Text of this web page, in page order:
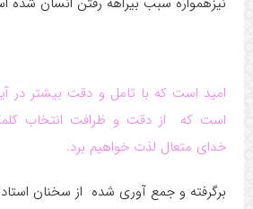
امید است که با تامل و دقت بیشتر در
است که از دقت و ظرافت انتخاب
خدای متعال لذت خواهیم برد.
برگرفته و جمع آوری شده از سخنان